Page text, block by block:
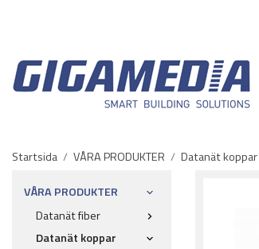
Startsida / VÅRA PRODUKTER / Datanät koppar
VÅRA PRODUKTER
Datanät fiber
Datanät koppar